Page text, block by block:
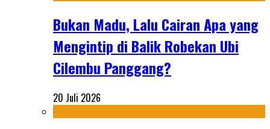
Bukan Madu, Lalu Cairan Apa yang
Mengintip di Balik Robekan Ubi
Cilembu Panggang?
20 Juli 2026